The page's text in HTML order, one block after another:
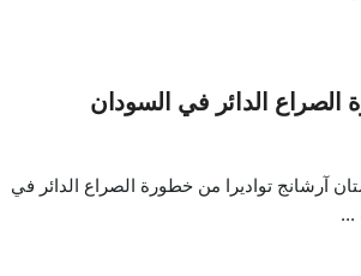
الدائر في السودان
آرشانج تواديرا من خطورة الصراع الدائر في
...